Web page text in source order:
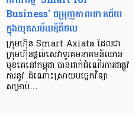
Business' ជម្រុញភាពជោគជ័យ
ក្នុងយុគសម័យឌីជីថល
ក្រុមហ៊ុន Smart Axiata ដែលជា
ក្រុមហ៊ុនផ្តល់សេវាទូរគមនាគមន៍ឈាន
មុខគេនៅកម្ពុជា បានដាក់ដំណើរការជាផ្លូវ
ការនូវ ដំណោះស្រាយបច្ចេកវិទ្យា
សម្រាប់…